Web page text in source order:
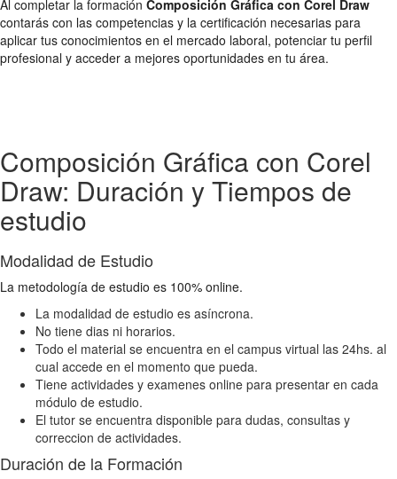
Al completar la formación Composición Gráfica con Corel Draw
contarás con las competencias y la certificación necesarias para
aplicar tus conocimientos en el mercado laboral, potenciar tu perfil
profesional y acceder a mejores oportunidades en tu área.
Composición Gráfica con Corel
Draw: Duración y Tiempos de
estudio
Modalidad de Estudio
La metodología de estudio es 100% online.
La modalidad de estudio es asíncrona.
No tiene dias ni horarios.
Todo el material se encuentra en el campus virtual las 24hs. al
cual accede en el momento que pueda.
Tiene actividades y examenes online para presentar en cada
módulo de estudio.
El tutor se encuentra disponible para dudas, consultas y
correccion de actividades.
Duración de la Formación